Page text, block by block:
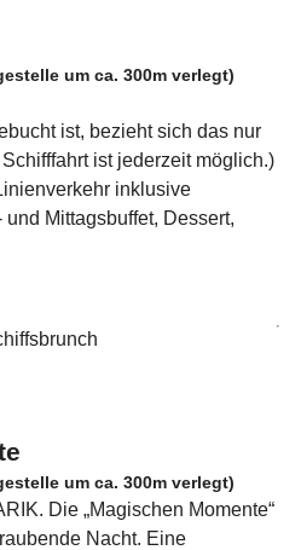
um ca. 300m verlegt)
ist, bezieht sich das nur
ist jederzeit möglich.)
inklusive
Mittagsbuffet, Dessert,
um ca. 300m verlegt)
Die „Magischen Momente“
Nacht. Eine